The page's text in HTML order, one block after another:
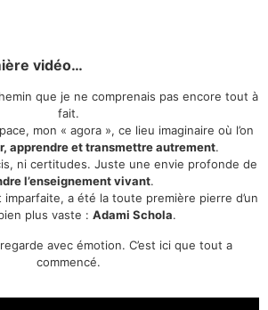
vidéo…
que je ne comprenais pas encore tout à
fait.
mon « agora », ce lieu imaginaire où l’on
apprendre et transmettre autrement.
ni certitudes. Juste une envie profonde de
l’enseignement vivant.
a été la toute première pierre d’un
plus vaste : Adami Schola.
avec émotion. C’est ici que tout a
commencé.